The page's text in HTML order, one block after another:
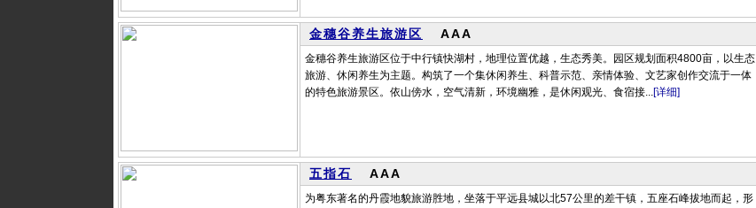
金穗谷养生旅游区 AAA
金穗谷养生旅游区位于中行镇快湖村，地理位置优越，生态秀美。园区规划面积4800亩，以生态
旅游、休闲养生为主题。构筑了一个集休闲养生、科普示范、亲情体验、文艺家创作交流于一体
的特色旅游景区。依山傍水，空气清新，环境幽雅，是休闲观光、食宿接...[详细]
五指石 AAA
为粤东著名的丹霞地貌旅游胜地，坐落于平远县城以北57公里的差干镇，五座石峰拔地而起，形